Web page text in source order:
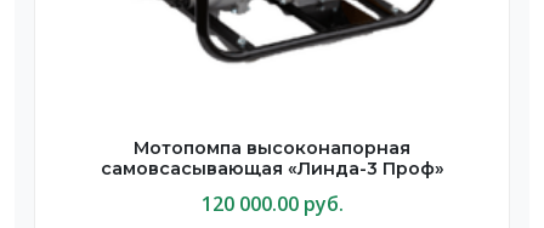
Мотопомпа высоконапорная
самовсасывающая «Линда-3 Проф»
120 000.00 руб.